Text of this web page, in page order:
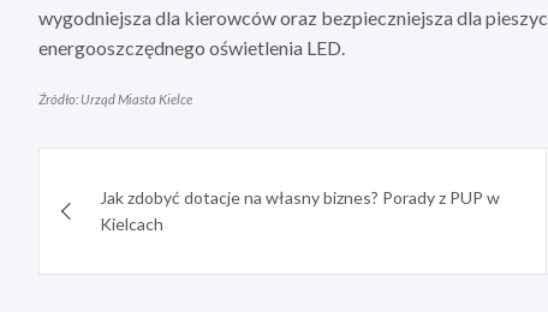
wygodniejsza dla kierowców oraz bezpieczniejsza dla
energooszczędnego oświetlenia LED.
Źródło: Urząd Miasta Kielce
wpisuJak zdobyć dotacje na własny biznes? Porady z PUP w
Kielcach